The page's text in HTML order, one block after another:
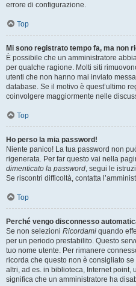
errore di configurazione.
Top
Mi sono registrato tempo fa, ma non
È possibile che un amministratore
per qualche ragione. Molti siti
utenti che non hanno mai inviato
database. Se il motivo è quest’ultimo
coinvolgere maggiormente nelle
Top
Ho perso la mia password!
Niente panico! La tua password non
rigenerata. Per far questo vai nella
dimenticato la password, segui le
Se riscontri difficoltà, contatta
Top
Perché vengo disconnesso
Se non selezioni Ricordami quando
per un periodo prestabilito. Questo
tuo nome utente. Per rimanere
ricorda che questo non è consigliato
altri, ad es. in biblioteca, Internet point,
significa che un amministratore ha